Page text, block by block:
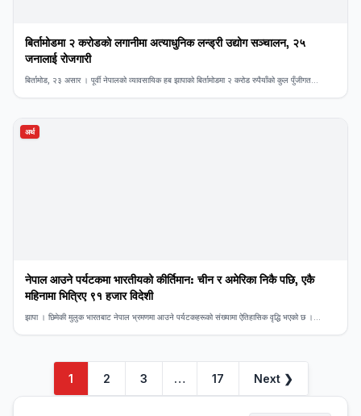
बिर्तामोडमा २ करोडको लगानीमा अत्याधुनिक लन्ड्री उद्योग सञ्चालन, २५
जनालाई रोजगारी
बिर्तामोड, २३ असार । पूर्वी नेपालको व्यावसायिक हब झापाको बिर्तामोडमा २ करोड रुपैयाँको कुल पुँजीगत...
अर्थ
नेपाल आउने पर्यटकमा भारतीयको कीर्तिमान: चीन र अमेरिका निकै पछि, एकै
महिनामा भित्रिए ९१ हजार विदेशी
झापा । छिमेकी मुलुक भारतबाट नेपाल भ्रमणमा आउने पर्यटकहरूको संख्यामा ऐतिहासिक वृद्धि भएको छ ।...
1 2 3 … 17 Next ❯